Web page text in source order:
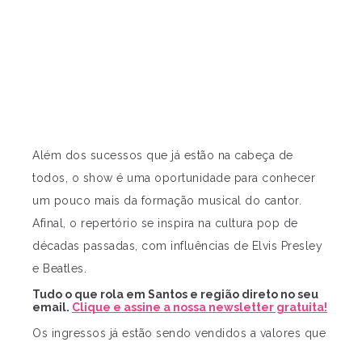
Além dos sucessos que já estão na cabeça de
todos, o show é uma oportunidade para conhecer
um pouco mais da formação musical do cantor.
Afinal, o repertório se inspira na cultura pop de
décadas passadas, com influências de Elvis Presley
e Beatles.
Tudo o que rola em Santos e região direto no seu
email. Clique e assine a nossa newsletter gratuita!
Os ingressos já estão sendo vendidos a valores que